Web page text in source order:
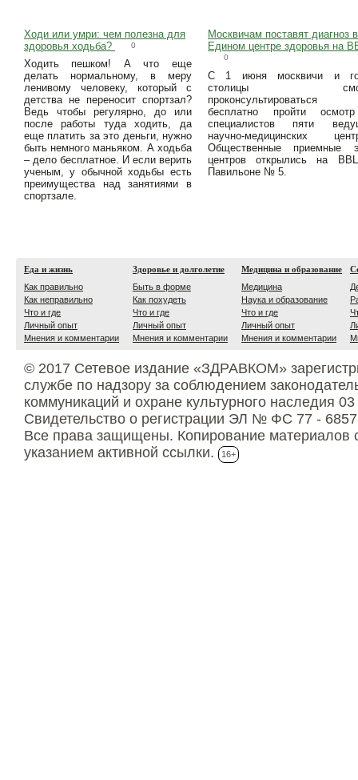
Ходи или умри: чем полезна для
здоровья ходьба?
0
Ходить пешком! А что еще
делать нормальному, в меру
ленивому человеку, который с
детства не переносит спортзал?
Ведь чтобы регулярно, до или
после работы туда ходить, да
еще платить за это деньги, нужно
быть немного маньяком. А ходьба
– дело бесплатное. И если верить
ученым, у обычной ходьбы есть
преимущества над занятиями в
спортзале.
Москвичам поставят диагноз в
Едином центре здоровья на
0
С 1 июня москвичи и
столицы
бесплатно пройти
специалистов пяти
научно-медицинских
Общественные приемные
центров открылись на
Павильоне № 5.
Еда и жизнь
Как правильно
Как неправильно
Что и где
Личный опыт
Мнения и комментарии
Здоровье и долголетие
Быть в форме
Как похудеть
Что и где
Личный опыт
Мнения и комментарии
Медицина и образование
Медицина
Наука и образование
Что и где
Личный опыт
Мнения и комментарии
© 2017 Сетевое издание «ЗДРАВКОМ»
службе по надзору за соблюдением
коммуникаций и охране культурного наследия
Свидетельство о регистрации ЭЛ № ФС 77 -
Все права защищены. Копирование материалов
указанием активной ссылки.
16+